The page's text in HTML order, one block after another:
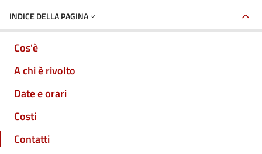
INDICE DELLA PAGINA
Cos'è
A chi è rivolto
Date e orari
Costi
Contatti